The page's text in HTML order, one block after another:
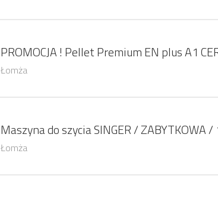
PROMOCJA ! Pellet Premium EN plus A1
Łomża
Maszyna do szycia SINGER / ZABYTKOWA
Łomża